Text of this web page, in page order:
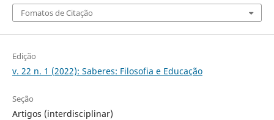
Fomatos de Citação
Edição
v. 22 n. 1 (2022): Saberes: Filosofia e Educação
Seção
Artigos (interdisciplinar)